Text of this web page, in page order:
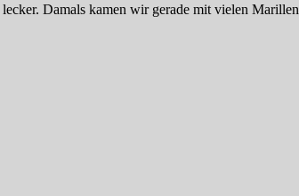
Damals kamen wir gerade mit vielen